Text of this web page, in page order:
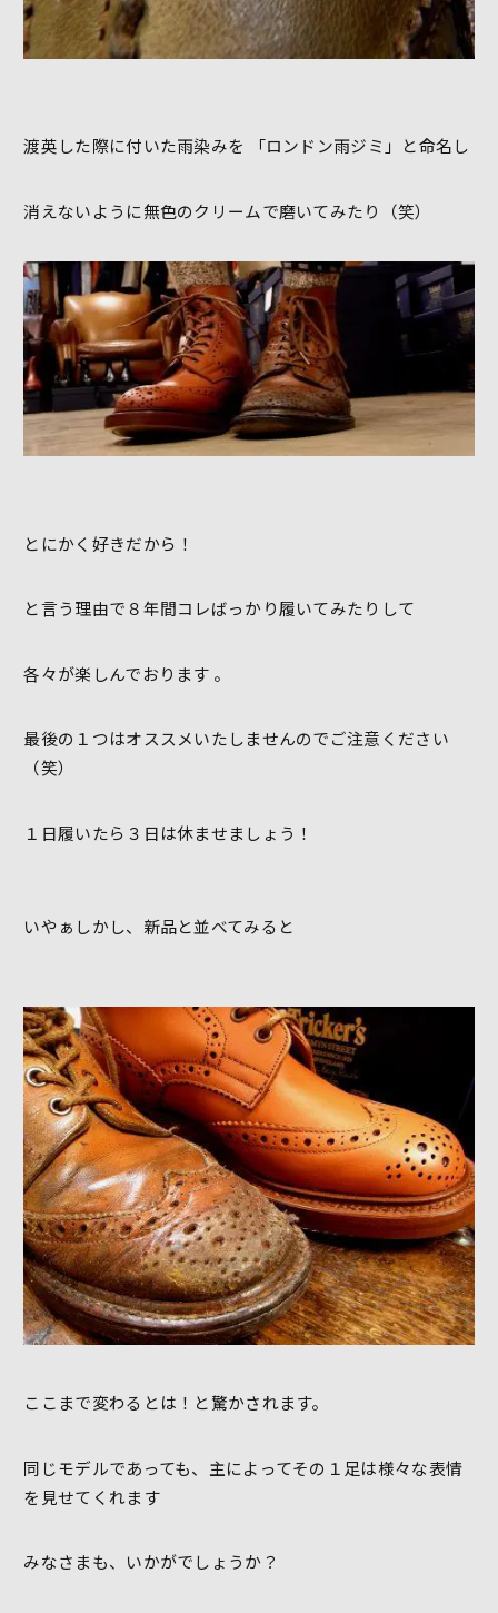
渡英した際に付いた雨染みを 「ロンドン雨ジミ」と命名し
消えないように無色のクリームで磨いてみたり（笑）
とにかく好きだから！
と言う理由で８年間コレばっかり履いてみたりして
各々が楽しんでおります 。
最後の１つはオススメいたしませんのでご注意ください
（笑）
１日履いたら３日は休ませましょう！
いやぁしかし、新品と並べてみると
ここまで変わるとは！と驚かされます。
同じモデルであっても、主によってその１足は様々な表情
を見せてくれます
みなさまも、いかがでしょうか？